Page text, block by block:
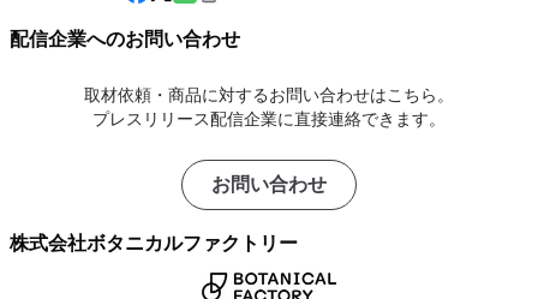
配信企業へのお問い合わせ
取材依頼・商品に対するお問い合わせはこちら。
プレスリリース配信企業に直接連絡できます。
お問い合わせ
株式会社ボタニカルファクトリー